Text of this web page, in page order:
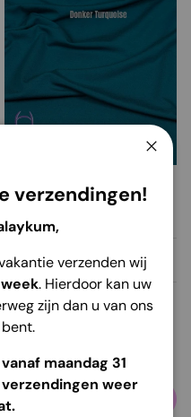
Munira
Donker Turquoise
Stock très faible (3 unités)
Prix habituel
€16,95
verzendingen!
verzenden wij
. Hierdoor kan uw
zijn dan u van ons
maandag 31
weer